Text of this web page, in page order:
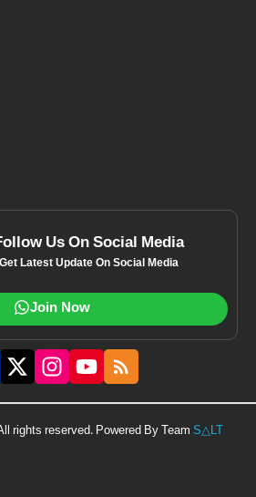
Us On Social Media
Get Latest Update On Social Media
Join Now
rights reserved. Powered By Team S△LT